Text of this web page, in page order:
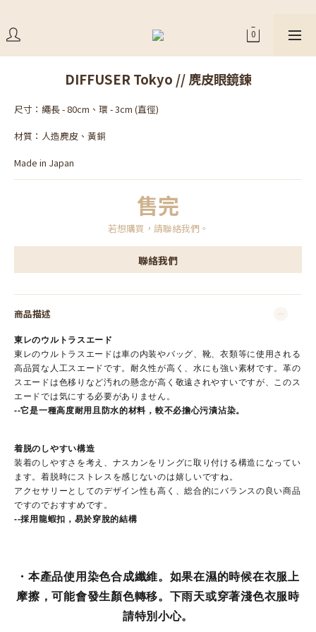
DIFFUSER Tokyo // 麂皮眼鏡鍊
尺寸：繩長 - 80cm、環 - 3cm (直徑)
材質：人造麂皮、黃銅
Made in Japan
售完
若想購買，請聯絡我們。
聯絡我們
商品描述
東レのウルトラスエード
東レのウルトラスエードは車の内装やバッグ、靴、衣類等に使用される
高品質な人工スエードです。耐久性が高く、水にも強い素材です。革の
スエードは色移りなど汚れの懸念が高く敬遠されやすいですが、このス
エードでは気にする必要がありません。
--它是一種高度耐用且防水的材料，較不必擔心污漬沾染。
着脱のしやすい構造
装着のしやすさを考え、ナスカンをリングに取り付ける構造になってい
ます。着脱時にストレスを感じないのは嬉しいですね。
アクセサリーとしてのデザイン性も高く、総合的にバランスの良い商品
ですのでおすすめです。
--採用龍蝦扣， 易於穿脫的結構
・本產品使用染色合成纖維。如果在濕的時候在衣服上
摩擦，可能會發生顏色轉移。下雨天或穿著淺色衣服時
請特別小心。